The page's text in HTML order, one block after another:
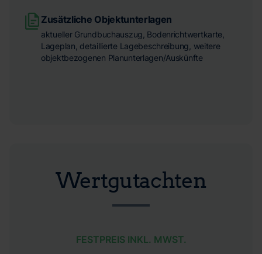
Wertgutachten
FESTPREIS INKL. MWST.
Zusätzliche Objektunterlagen
aktueller Grundbuchauszug, Bodenrichtwertkarte,
Lageplan, detaillierte Lagebeschreibung, weitere
objektbezogenen Planunterlagen/Auskünfte